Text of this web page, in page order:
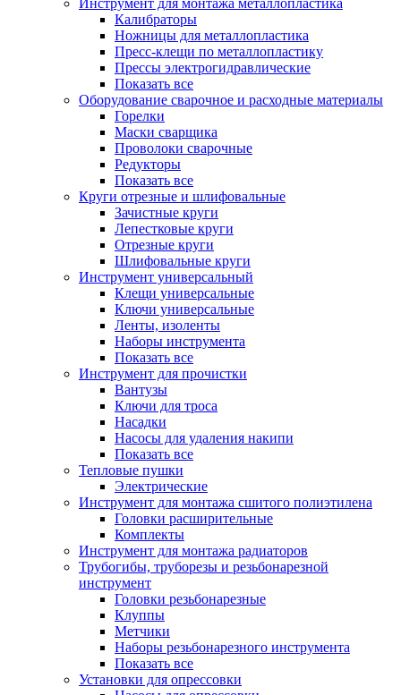
Инструмент для монтажа металлопластика
Калибраторы
Ножницы для металлопластика
Пресс-клещи по металлопластику
Прессы электрогидравлические
Показать все
Оборудование сварочное и расходные материалы
Горелки
Маски сварщика
Проволоки сварочные
Редукторы
Показать все
Круги отрезные и шлифовальные
Зачистные круги
Лепестковые круги
Отрезные круги
Шлифовальные круги
Инструмент универсальный
Клещи универсальные
Ключи универсальные
Ленты, изоленты
Наборы инструмента
Показать все
Инструмент для прочистки
Вантузы
Ключи для троса
Насадки
Насосы для удаления накипи
Показать все
Тепловые пушки
Электрические
Инструмент для монтажа сшитого полиэтилена
Головки расширительные
Комплекты
Инструмент для монтажа радиаторов
Трубогибы, труборезы и резьбонарезной
инструмент
Головки резьбонарезные
Клуппы
Метчики
Наборы резьбонарезного инструмента
Показать все
Установки для опрессовки